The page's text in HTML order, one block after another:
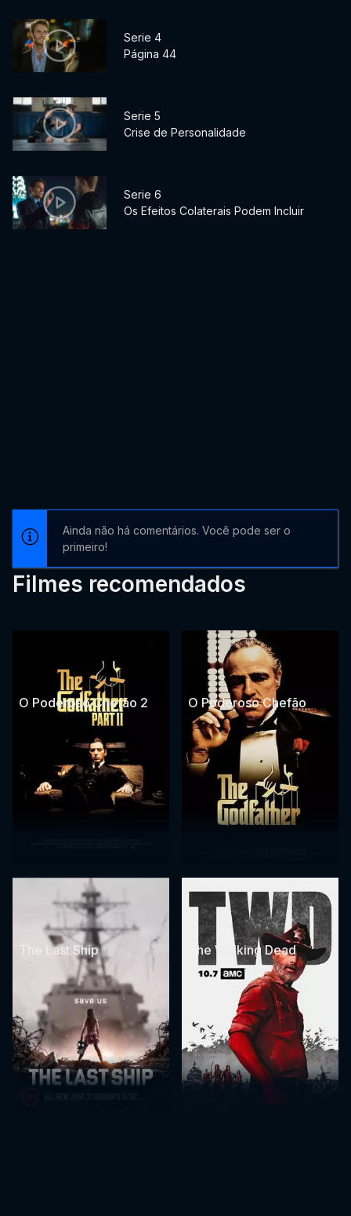
Serie 4
Página 44
Serie 5
Crise de Personalidade
Serie 6
Os Efeitos Colaterais Podem Incluir
Ainda não há comentários. Você pode ser o
primeiro!
Filmes recomendados
O Poderoso Chefão 2 O Poderoso Chefão
The Last Ship The Walking Dead